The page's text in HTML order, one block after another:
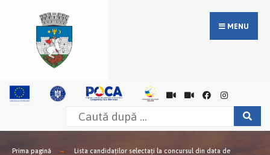
MENU
Prima pagină
Lista candidaților selectați la concursul din data de